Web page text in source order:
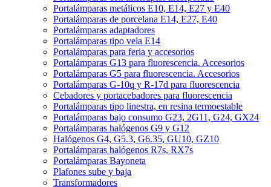
Portalámparas metálicos E10, E14, E27 y E40
Portalámparas de porcelana E14, E27, E40
Portalámparas adaptadores
Portalámparas tipo vela E14
Portalámparas para feria y accesorios
Portalámparas G13 para fluorescencia. Accesorios
Portalámparas G5 para fluorescencia. Accesorios
Portalámparas G-10q y R-17d para fluorescencia
Cebadores y portacebadores para fluorescencia
Portalámparas tipo linestra, en resina termoestable
Portalámparas bajo consumo G23, 2G11, G24, GX24
Portalámparas halógenos G9 y G12
Halógenos G4, G5.3, G6.35, GU10, GZ10
Portalámparas halógenos R7s, RX7s
Portalámparas Bayoneta
Plafones sube y baja
Transformadores